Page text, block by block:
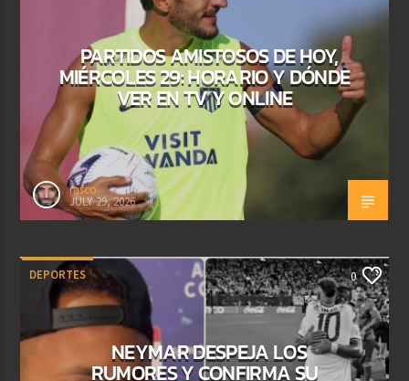
PARTIDOS AMISTOSOS DE HOY,
MIÉRCOLES 29: HORARIO Y DÓNDE
VER EN TV Y ONLINE
rasco
JULY 29, 2026
DEPORTES 0
NEYMAR DESPEJA LOS
RUMORES Y CONFIRMA SU